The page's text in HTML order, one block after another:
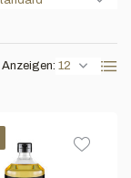
Anzeigen: